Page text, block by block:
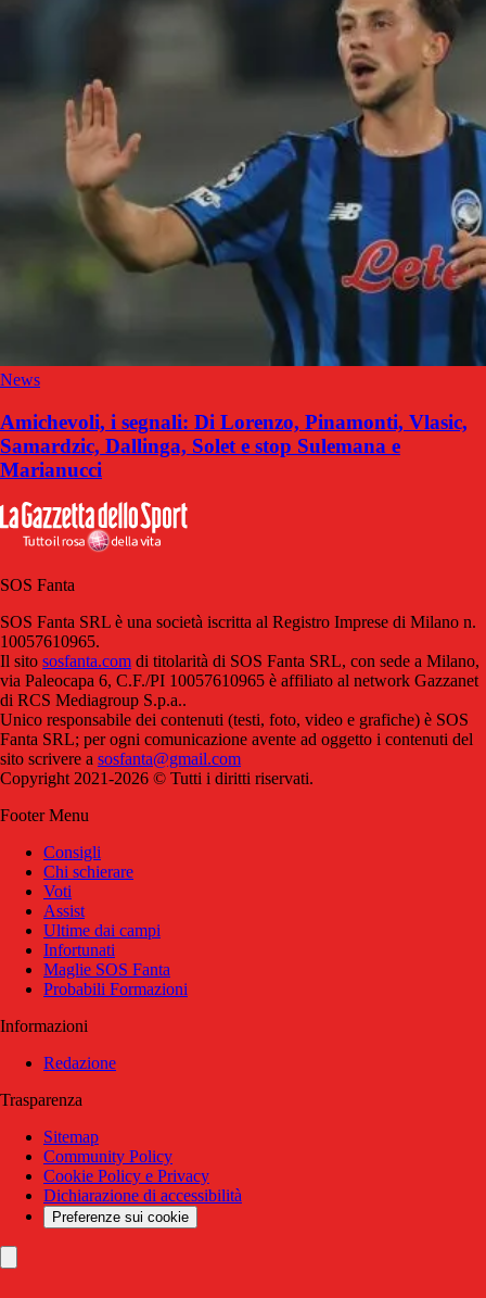
News
Amichevoli, i segnali: Di Lorenzo, Pinamonti, Vlasic,
Samardzic, Dallinga, Solet e stop Sulemana e
Marianucci
SOS Fanta
SOS Fanta SRL è una società iscritta al Registro Imprese di Milano n.
10057610965.
Il sito sosfanta.com di titolarità di SOS Fanta SRL, con sede a Milano,
via Paleocapa 6, C.F./PI 10057610965 è affiliato al network Gazzanet
di RCS Mediagroup S.p.a..
Unico responsabile dei contenuti (testi, foto, video e grafiche) è SOS
Fanta SRL; per ogni comunicazione avente ad oggetto i contenuti del
sito scrivere a sosfanta@gmail.com
Copyright 2021-2026 © Tutti i diritti riservati.
Footer Menu
Consigli
Chi schierare
Voti
Assist
Ultime dai campi
Infortunati
Maglie SOS Fanta
Probabili Formazioni
Informazioni
Redazione
Trasparenza
Sitemap
Community Policy
Cookie Policy e Privacy
Dichiarazione di accessibilità
Preferenze sui cookie